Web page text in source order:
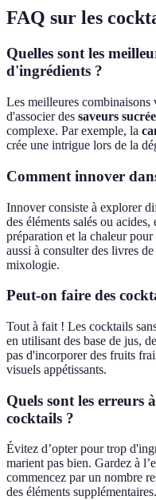
FAQ sur les
Quelles sont les
d'ingrédients ?
Les meilleures combinaisons
d'associer des saveurs
complexe. Par exemple, la
crée une intrigue lors de la
Comment innover
Innover consiste à explorer
des éléments salés ou
préparation et la chaleur
aussi à consulter des livres
mixologie.
Peut-on faire des
Tout à fait ! Les cocktails
en utilisant des base de jus,
pas d'incorporer des fruits
visuels appétissants.
Quels sont les erreurs
cocktails ?
Évitez d’opter pour trop
marient pas bien. Gardez à
commencez par un nombre
des éléments supplémentaires.